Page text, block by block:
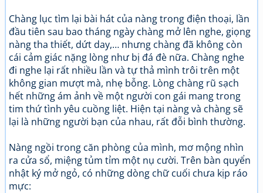
Chàng lục tìm lại bài hát của nàng trong điện thoại, lần
đầu tiên sau bao tháng ngày chàng mở lên nghe, giọng
nàng tha thiết, dứt day,… nhưng chàng đã không còn
cái cảm giác nặng lòng như bị đá đè nữa. Chàng nghe
đi nghe lại rất nhiều lần và tự thả mình trôi trên một
không gian mượt mà, nhẹ bỗng. Lòng chàng rũ sạch
hết những ám ảnh về một người con gái mang trong
tim thứ tình yêu cuồng liệt. Hiện tại nàng và chàng sẽ
lại là những người bạn của nhau, rất đỗi bình thường.
Nàng ngồi trong căn phòng của mình, mơ mộng nhìn
ra cửa sổ, miệng tủm tỉm một nụ cười. Trên bàn quyển
nhật ký mở ngỏ, có những dòng chữ cuối chưa kịp ráo
mực: